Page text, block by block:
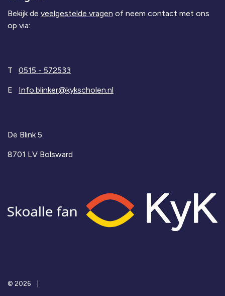
Bekijk de veelgestelde vragen of neem contact met ons
op via:
T 0515 - 572533
E Info.blinker@kykscholen.nl
De Blink 5
8701 LV Bolsward
© 2026